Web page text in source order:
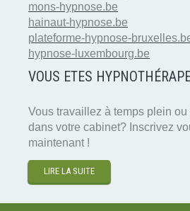
mons-hypnose.be
hainaut-hypnose.be
plateforme-hypnose-
hypnose-luxembourg.be
VOUS ETES HYPNOTH É
Vous travaillez à temps plein ou
dans votre cabinet? Inscrivez
maintenant !
LIRE LA SUITE